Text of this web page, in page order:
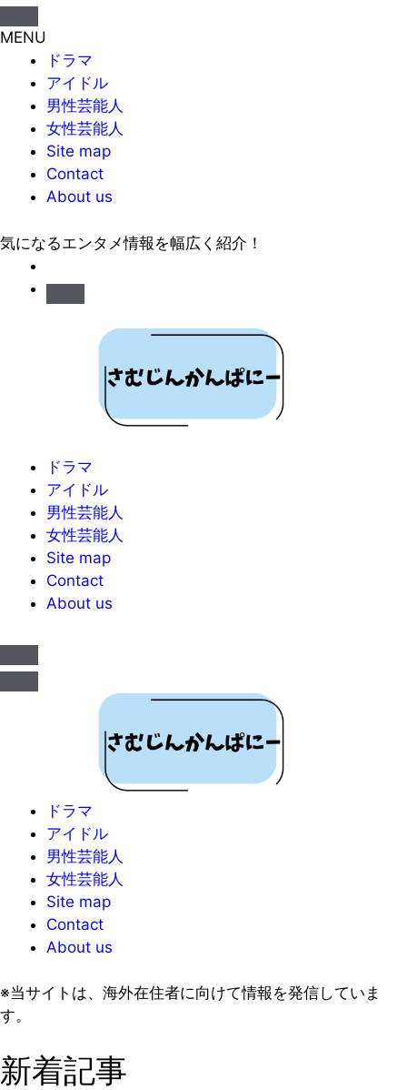
MENU
ドラマ
アイドル
男性芸能人
女性芸能人
Site map
Contact
About us
気になるエンタメ情報を幅広く紹介！
ドラマ
アイドル
男性芸能人
女性芸能人
Site map
Contact
About us
ドラマ
アイドル
男性芸能人
女性芸能人
Site map
Contact
About us
※当サイトは、海外在住者に向けて情報を発信していま
す。
新着記事